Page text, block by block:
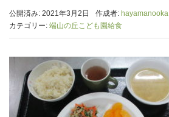
公開済み: 2021年3月2日 作成者: hayamanooka
カテゴリー: 端山の丘こども園給食